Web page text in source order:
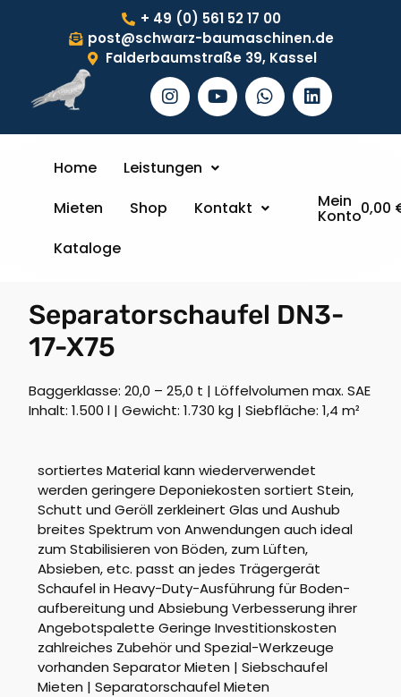
+ 49 (0) 561 52 17 00
post@schwarz-baumaschinen.de
Falderbaumstraße 39, Kassel
Home
Leistungen
Mieten
Shop
Kontakt
Kataloge
Mein
Konto0,00
Separatorschaufel DN3-
17-X75
Baggerklasse: 20,0 – 25,0 t | Löffelvolumen max. SAE
Inhalt: 1.500 l | Gewicht: 1.730 kg | Siebfläche: 1,4 m²
sortiertes Material kann wiederverwendet
werden geringere Deponiekosten sortiert Stein,
Schutt und Geröll zerkleinert Glas und Aushub
breites Spektrum von Anwendungen auch ideal
zum Stabilisieren von Böden, zum Lüften,
Absieben, etc. passt an jedes Trägergerät
Schaufel in Heavy-Duty-Ausführung für Boden-
aufbereitung und Absiebung Verbesserung ihrer
Angebotspalette Geringe Investitionskosten
zahlreiches Zubehör und Spezial-Werkzeuge
vorhanden Separator Mieten | Siebschaufel
Mieten | Separatorschaufel Mieten